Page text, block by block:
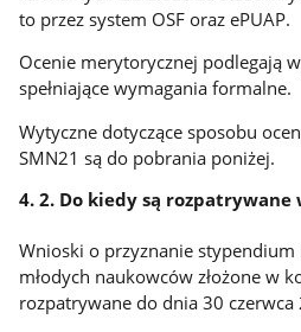
to przez system OSF oraz ePUAP.
Ocenie merytorycznej podlegają
spełniające wymagania formalne.
Wytyczne dotyczące sposobu
SMN21 są do pobrania poniżej.
4. 2. Do kiedy są rozpatrywane
Wnioski o przyznanie
młodych naukowców złożone w
rozpatrywane do dnia 30 czerwca